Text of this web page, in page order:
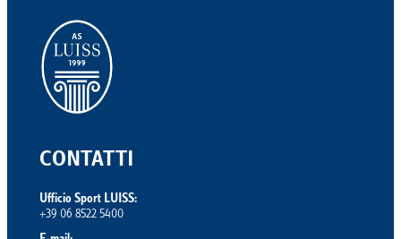
CONTATTI
Ufficio Sport LUISS:
+39 06 8522 5400